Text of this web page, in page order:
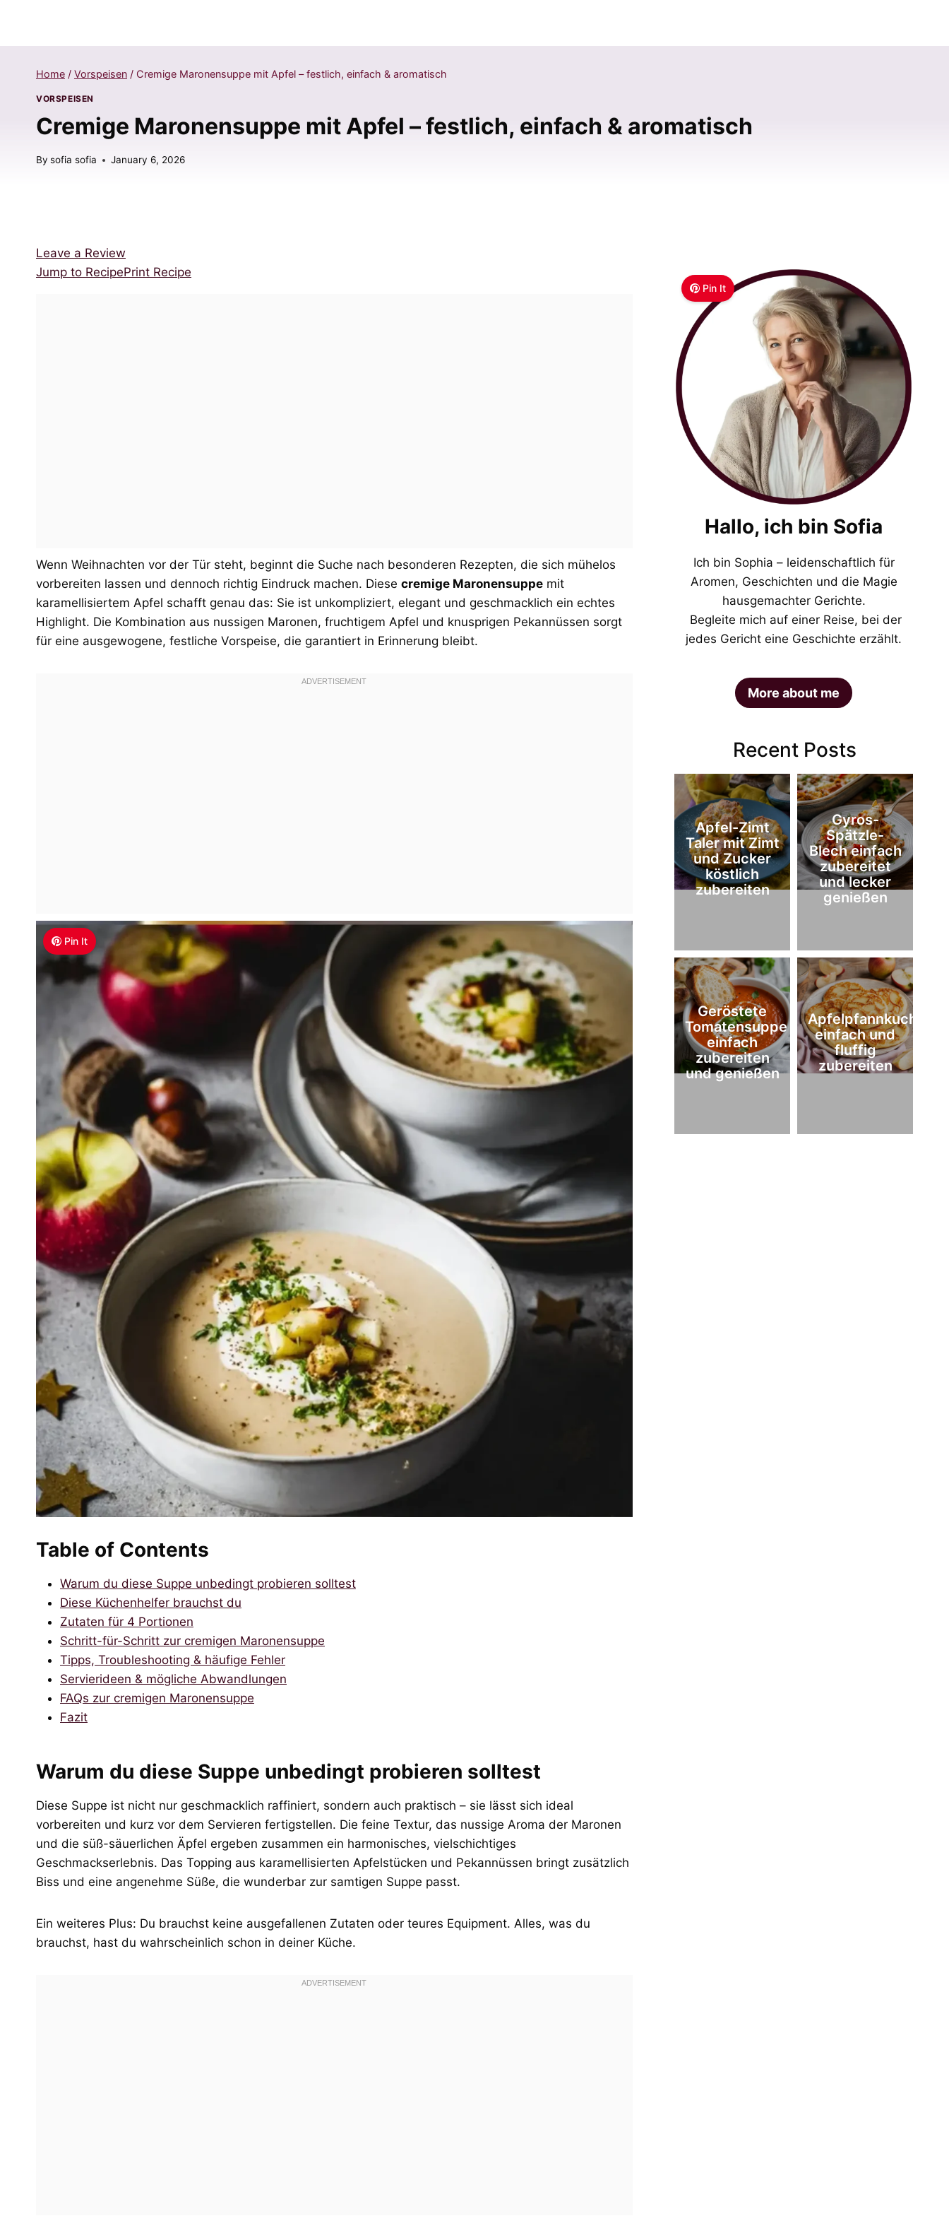
Home / Vorspeisen / Cremige Maronensuppe mit Apfel – festlich, einfach & aromatisch
VORSPEISEN
Cremige Maronensuppe mit Apfel – festlich, einfach & aromatisch
By sofia sofia January 6, 2026
Jump to RecipePrint Recipe
Leave a Review
Wenn Weihnachten vor der Tür steht, beginnt die Suche nach besonderen Rezepten, die sich mühelos
vorbereiten lassen und dennoch richtig Eindruck machen. Diese cremige Maronensuppe mit
karamellisiertem Apfel schafft genau das: Sie ist unkompliziert, elegant und geschmacklich ein echtes
Highlight. Die Kombination aus nussigen Maronen, fruchtigem Apfel und knusprigen Pekannüssen sorgt
für eine ausgewogene, festliche Vorspeise, die garantiert in Erinnerung bleibt.
Pin It
Table of Contents
Warum du diese Suppe unbedingt probieren solltest
Diese Küchenhelfer brauchst du
Zutaten für 4 Portionen
Schritt-für-Schritt zur cremigen Maronensuppe
Tipps, Troubleshooting & häufige Fehler
Servierideen & mögliche Abwandlungen
FAQs zur cremigen Maronensuppe
Fazit
Warum du diese Suppe unbedingt probieren solltest
Diese Suppe ist nicht nur geschmacklich raffiniert, sondern auch praktisch – sie lässt sich ideal
vorbereiten und kurz vor dem Servieren fertigstellen. Die feine Textur, das nussige Aroma der Maronen
und die süß-säuerlichen Äpfel ergeben zusammen ein harmonisches, vielschichtiges
Geschmackserlebnis. Das Topping aus karamellisierten Apfelstücken und Pekannüssen bringt zusätzlich
Biss und eine angenehme Süße, die wunderbar zur samtigen Suppe passt.
Ein weiteres Plus: Du brauchst keine ausgefallenen Zutaten oder teures Equipment. Alles, was du
brauchst, hast du wahrscheinlich schon in deiner Küche.
Pin It
Hallo, ich bin Sofia
Ich bin Sophia – leidenschaftlich für
Aromen, Geschichten und die Magie
hausgemachter Gerichte.
Begleite mich auf einer Reise, bei der
jedes Gericht eine Geschichte erzählt.
More about me
Recent Posts
Apfel-Zimt
Taler mit Zimt
und Zucker
köstlich
zubereiten
Gyros-
Spätzle-
Blech einfach
zubereitet
und lecker
genießen
Geröstete
Tomatensuppe
einfach
zubereiten
und genießen
Apfelpfannkuchen
einfach und
fluffig
zubereiten